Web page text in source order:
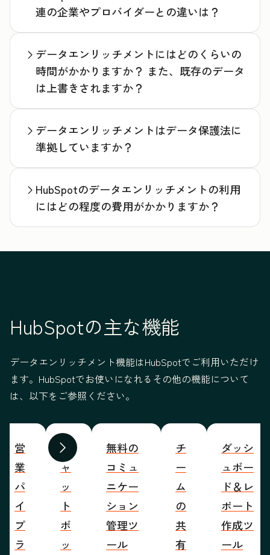
連の企業やプロバイダーとの違いは？
データエンリッチメントにはどのくらいの
時間がかかりますか？ また、既存のデータ
は上書きされますか？
データエンリッチメントはデータ保護法に
準拠していますか？
HubSpotのデータエンリッチメントの利用
にはどの程度の費用がかかりますか？
HubSpotの主な機能
データエンリッチメント機能はHubSpotでご利用いただけ
ます。HubSpotでお使いになれるその他の機能について
は、以下をご参照ください。
前へ 次へ
営
業
パ
イ
プ
ラ
チ
ャ
ッ
ト
ボ
ッ
無料の
コミュ
ニケー
ション
管理ツ
ール
チ
ー
ム
の
共
有
ダッシ
ュボー
ド＆レ
ポート
作成ツ
ール